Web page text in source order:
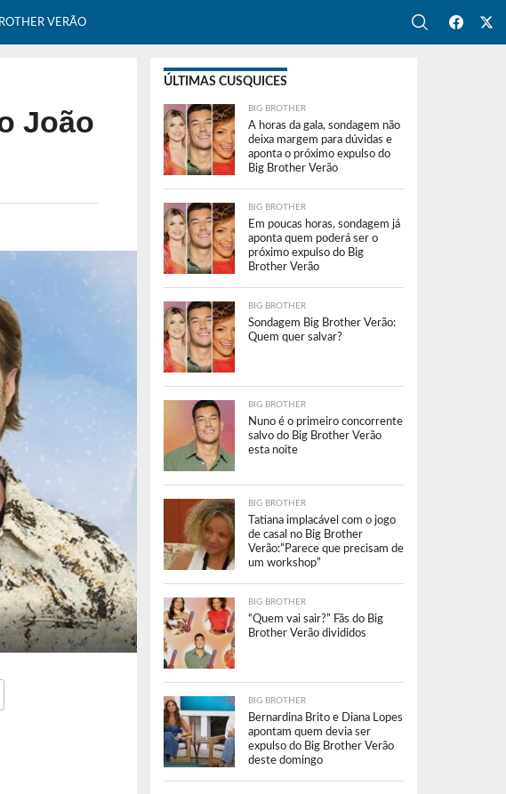
VERÃO
João
ÚLTIMAS CUSQUICES
BIG BROTHER
A horas da gala, sondagem não
deixa margem para dúvidas e
aponta o próximo expulso do
Big Brother Verão
BIG BROTHER
Em poucas horas, sondagem já
aponta quem poderá ser o
próximo expulso do Big
Brother Verão
BIG BROTHER
Sondagem Big Brother Verão:
Quem quer salvar?
BIG BROTHER
Nuno é o primeiro concorrente
salvo do Big Brother Verão
esta noite
BIG BROTHER
Tatiana implacável com o jogo
de casal no Big Brother
Verão:”Parece que precisam de
um workshop”
BIG BROTHER
“Quem vai sair?” Fãs do Big
Brother Verão divididos
BIG BROTHER
Bernardina Brito e Diana Lopes
apontam quem devia ser
expulso do Big Brother Verão
deste domingo